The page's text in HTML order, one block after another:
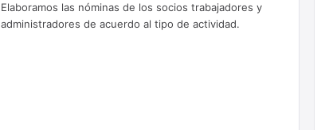
Elaboramos las nóminas de los socios trabajadores y
administradores de acuerdo al tipo de actividad.